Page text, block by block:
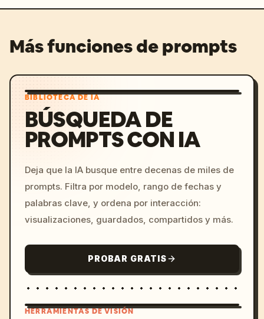
Más funciones de prompts
BIBLIOTECA DE IA
BÚSQUEDA DE
PROMPTS CON IA
Deja que la IA busque entre decenas de miles de
prompts. Filtra por modelo, rango de fechas y
palabras clave, y ordena por interacción:
visualizaciones, guardados, compartidos y más.
PROBAR GRATIS
HERRAMIENTAS DE VISIÓN